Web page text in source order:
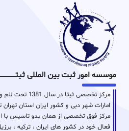
موسسه امور ثبت بین المللی
مرکز تخصصی ثبتا
امارات شهر دبی و کشور ایران استان
مرکز فوق تخصصی از همان بدو تاسیس با
فعال خود در کشور های ایران ، ترکیه ،